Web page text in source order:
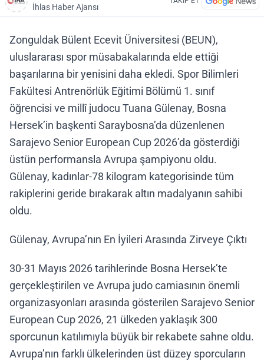
İhlas Haber Ajansı
Zonguldak Bülent Ecevit Üniversitesi (BEUN),
uluslararası spor müsabakalarında elde ettiği
başarılarına bir yenisini daha ekledi. Spor Bilimleri
Fakültesi Antrenörlük Eğitimi Bölümü 1. sınıf
öğrencisi ve millî judocu Tuana Gülenay, Bosna
Hersek’in başkenti Saraybosna’da düzenlenen
Sarajevo Senior European Cup 2026’da gösterdiği
üstün performansla Avrupa şampiyonu oldu.
Gülenay, kadınlar-78 kilogram kategorisinde tüm
rakiplerini geride bırakarak altın madalyanın sahibi
oldu.
Gülenay, Avrupa’nın En İyileri Arasında Zirveye Çıktı
30-31 Mayıs 2026 tarihlerinde Bosna Hersek’te
gerçekleştirilen ve Avrupa judo camiasının önemli
organizasyonları arasında gösterilen Sarajevo Senior
European Cup 2026, 21 ülkeden yaklaşık 300
sporcunun katılımıyla büyük bir rekabete sahne oldu.
Avrupa’nın farklı ülkelerinden üst düzey sporcuların